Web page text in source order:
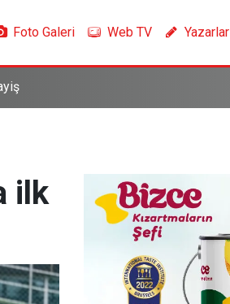
Foto Galeri Web TV Yazarlar
ilk